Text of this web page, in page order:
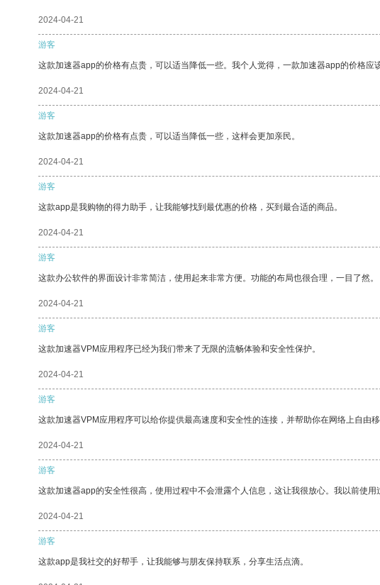
2024-04-21
游客
这款加速器app的价格有点贵，可以适当降低一些。我个人觉得，一款加速器app的价格应
2024-04-21
游客
这款加速器app的价格有点贵，可以适当降低一些，这样会更加亲民。
2024-04-21
游客
这款app是我购物的得力助手，让我能够找到最优惠的价格，买到最合适的商品。
2024-04-21
游客
这款办公软件的界面设计非常简洁，使用起来非常方便。功能的布局也很合理，一目了然。
2024-04-21
游客
这款加速器VPM应用程序已经为我们带来了无限的流畅体验和安全性保护。
2024-04-21
游客
这款加速器VPM应用程序可以给你提供最高速度和安全性的连接，并帮助你在网络上自由移
2024-04-21
游客
这款加速器app的安全性很高，使用过程中不会泄露个人信息，这让我很放心。我以前使
2024-04-21
游客
这款app是我社交的好帮手，让我能够与朋友保持联系，分享生活点滴。